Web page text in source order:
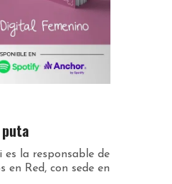
es la responsable de
en Red, con sede en